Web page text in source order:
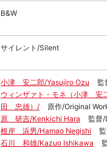
B&W
サイレント/Silent
小津 安二郎/Yasujiro Ozu
監
ウィンザァト・モネ（小津
田 忠雄）/
原作/Original
原 研吉/Kenkichi Hara
監督/
根岸 浜男/Hamao Negishi
石川 和雄/Kazuo Ishikawa